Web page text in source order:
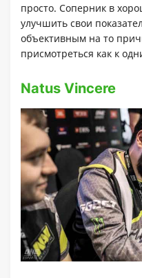
просто. Соперник в
улучшить свои
объективным на то
присмотреться как к
Natus Vincere